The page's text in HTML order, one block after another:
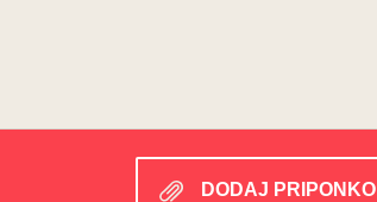
DODAJ PRIPONKO